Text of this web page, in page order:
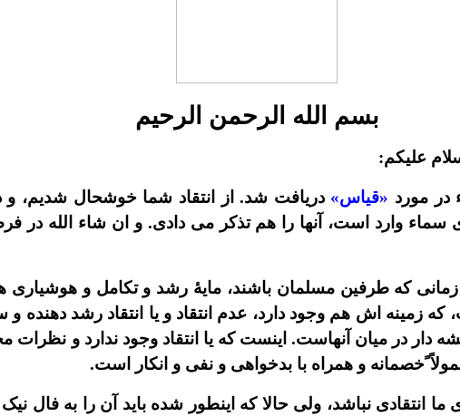
بسم الله الرحمن الرحيم
عليکم:
در مورد «قياس» دريافت شد. از انتقاد شما خوشحال شديم، و
وارد است، آنها را هم تذکر مى دادى. و ان شاء الله در
که طرفين مسلمان باشند، مايۀ رشد و تکامل و
که زمينه اش هم وجود دارد، عدم انتقاد و يا انتقاد رشد دهنده
در ميان آنهاست. اينست که يا انتقاد وجود ندارد و
ًخصمانه و همراه با بدخواهى و نفى و انکار است.
ما انتقادى نباشد، ولى حالا که اينطور شده بايد آن را به فال